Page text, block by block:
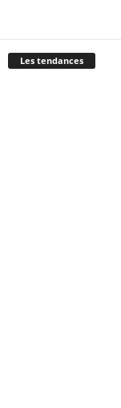
Les tendances